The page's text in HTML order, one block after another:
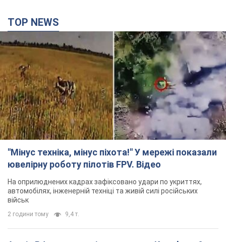
"Мінус техніка, мінус піхота!" У мережі показали
ювелірну роботу пілотів FPV. Відео
На оприлюднених кадрах зафіксовано удари по укриттях,
автомобілях, інженерній техніці та живій силі російських
військ
2 години тому 9,4 т.
Schubert у Житомирі. Фото
2 години тому 9,6 т.
Києво-Печерську лавру закриють 80-метровим
"монстром"? Чому влада Києва відмовилась